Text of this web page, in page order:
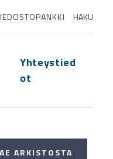
HAKU
Yhteystied
ot